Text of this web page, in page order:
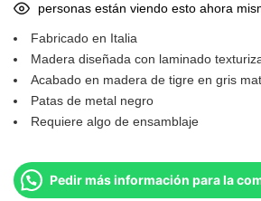
personas están viendo esto ahora
Fabricado en Italia
Madera diseñada con laminado
Acabado en madera de tigre en gris
Patas de metal negro
Requiere algo de ensamblaje
Pedir más información para la